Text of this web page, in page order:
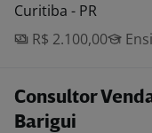
Curitiba - PR
R$ 2.100,00
Consultor
Barigui